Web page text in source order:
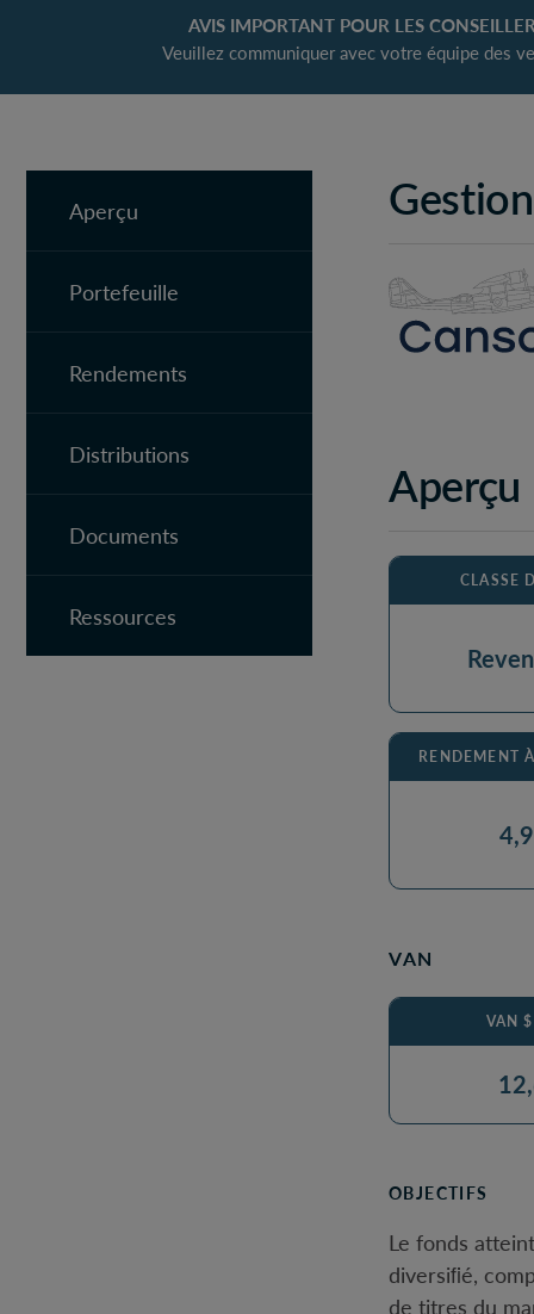
AVIS IMPORTANT POUR LES
Veuillez communiquer avec votre équipe des
Aperçu
Portefeuille
Rendements
Distributions
Documents
Ressources
Aperçu
CLASSE
RENDEMENT
VAN
VAN
OBJECTIFS
Le fonds
diversiﬁé,
de titres du